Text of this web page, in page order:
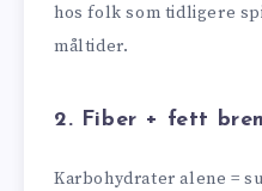
hos folk som tidligere
måltider.
2. Fiber + fett
Karbohydrater alene =